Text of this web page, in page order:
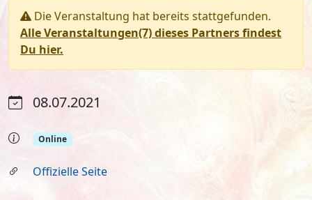
Die Veranstaltung hat bereits stattgefunden.
Alle Veranstaltungen(7) dieses Partners findest
Du hier.
08.07.2021
Online
Offizielle Seite